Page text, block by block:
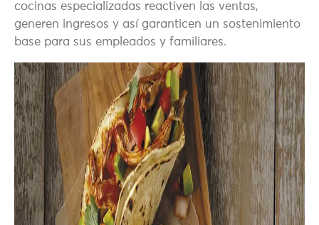
cocinas especializadas reactiven las ventas,
generen ingresos y así garanticen un sostenimiento
base para sus empleados y familiares.